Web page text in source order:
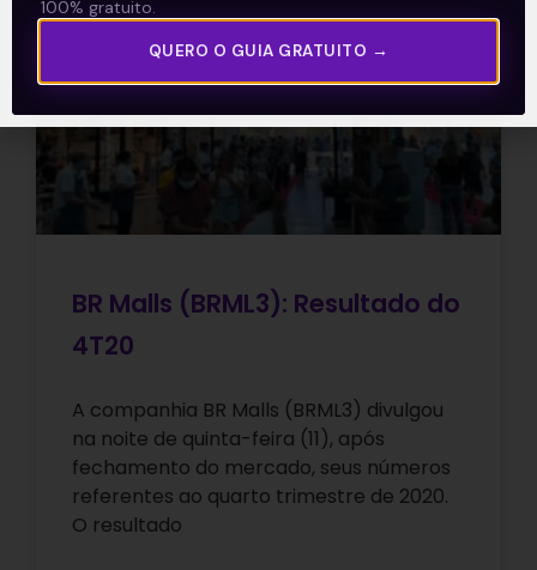
E EU COM ISSO
BR Malls (BRML3): Resultado do
4T20
A companhia BR Malls (BRML3) divulgou
na noite de quinta-feira (11), após
fechamento do mercado, seus números
referentes ao quarto trimestre de 2020.
O resultado
100% gratuito.
QUERO O GUIA GRATUITO →